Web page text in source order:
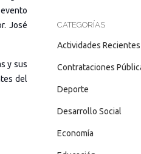
José
y sus
del
CATEGORÍAS
Actividades Recientes
Contrataciones
Deporte
Desarrollo Social
Economía